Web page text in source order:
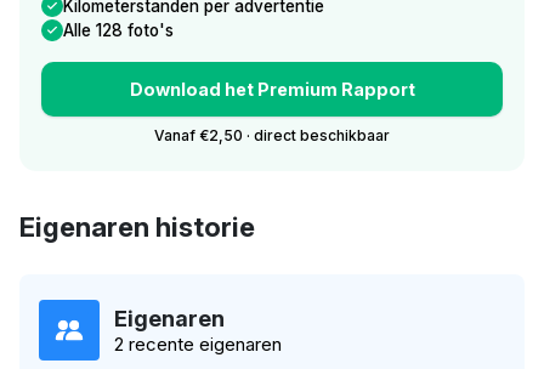
Kilometerstanden per advertentie
Alle 128 foto's
Download het Premium Rapport
Vanaf €2,50 · direct beschikbaar
Eigenaren historie
Eigenaren
2 recente eigenaren